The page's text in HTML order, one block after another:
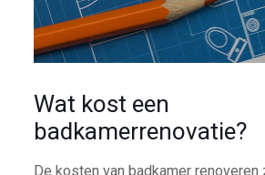
Wat kost een
badkamerrenovatie?
De kosten van badkamer renoveren